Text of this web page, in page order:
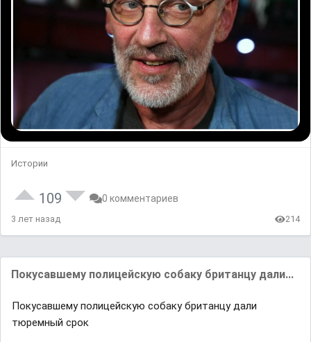
Истории
109 0 комментариев
3 лет назад 214
Покусавшему полицейскую собаку британцу дали...
Покусавшему полицейскую собаку британцу дали
тюремный срок